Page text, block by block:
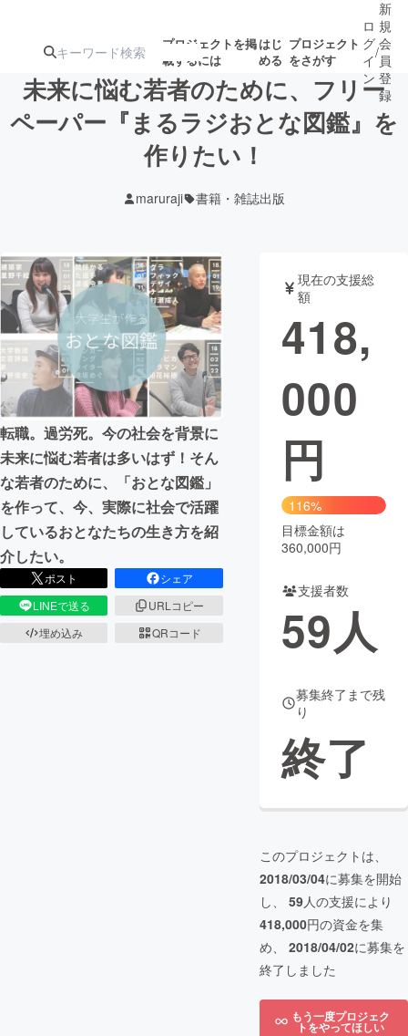
プロジェクトを掲
載するには
はじ
める
プロジェクト
をさがす
注目の新着プロ募集終了が近いプ
テクノロジー・ガジェット
映像・映画 書籍・雑誌
ビジネス・起業 チャレンジ
まちづくり・地域活性化
CAMPFIRE for Social Good
CAMPFIRE Creation
CAMPFIREふるさと納税machi-ya コミュニティ
ロ
グ
イ
ン
/
新
規
会
員
登
録
未来に悩む若者のために、フリー
ペーパー『まるラジおとな図鑑』を
作りたい！
maruraji 書籍・雑誌出版
転職。過労死。今の社会を背景に
未来に悩む若者は多いはず！そん
な若者のために、「おとな図鑑」
を作って、今、実際に社会で活躍
しているおとなたちの生き方を紹
介したい。
ポスト
シェア
LINEで送る
URLコピー
埋め込み
QRコード
現在の支援総
額
418,
000
円
116%
目標金額は
360,000円
支援者数
59人
募集終了まで残
り
終了
このプロジェクトは、
2018/03/04に募集を開始
し、 59人の支援により
418,000円の資金を集
め、 2018/04/02に募集を
終了しました
もう一度プロジェク
トをやってほしい